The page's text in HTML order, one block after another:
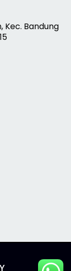
Kec. Bandung